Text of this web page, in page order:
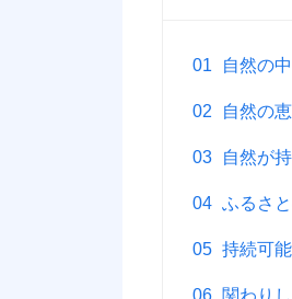
自然の
自然の
自然が
ふるさ
持続可
関わり